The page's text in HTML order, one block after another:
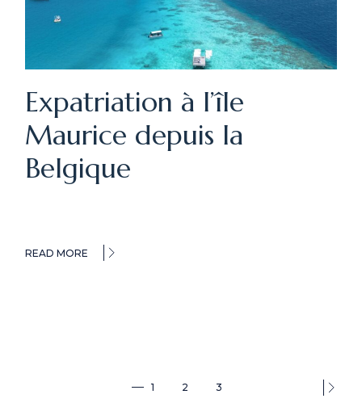
Expatriation à l’île
Maurice depuis la
Belgique
READ MORE
Pagination1 2 3